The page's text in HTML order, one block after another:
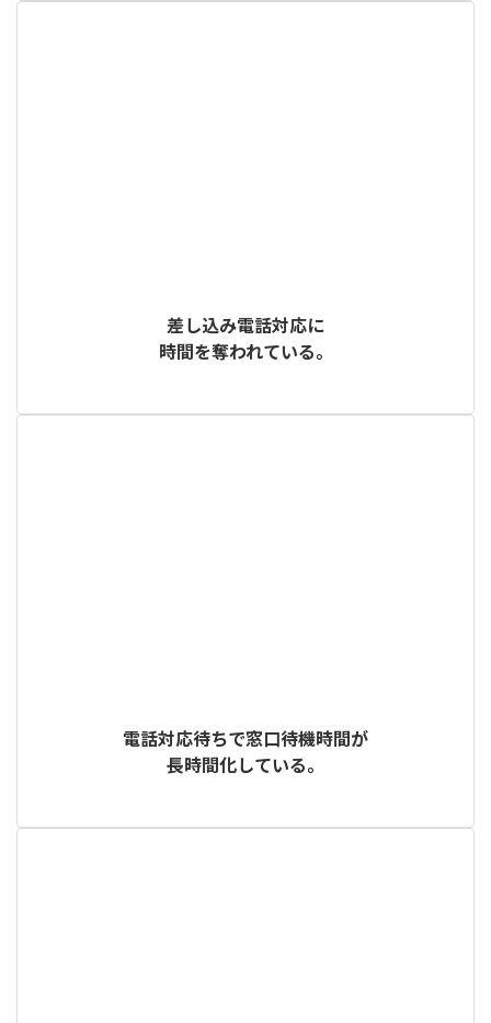
差し込み電話対応に
時間を奪われている。
電話対応待ちで窓口待機時間が
長時間化している。